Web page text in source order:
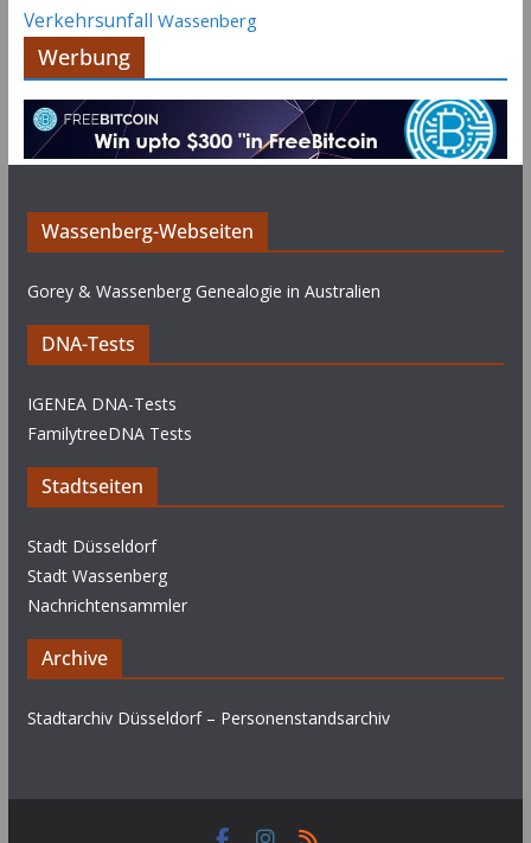
Verkehrsunfall Wassenberg
Werbung
Wassenberg-Webseiten
Gorey & Wassenberg Genealogie in Australien
DNA-Tests
IGENEA DNA-Tests
FamilytreeDNA Tests
Stadtseiten
Stadt Düsseldorf
Stadt Wassenberg
Nachrichtensammler
Archive
Stadtarchiv Düsseldorf – Personenstandsarchiv